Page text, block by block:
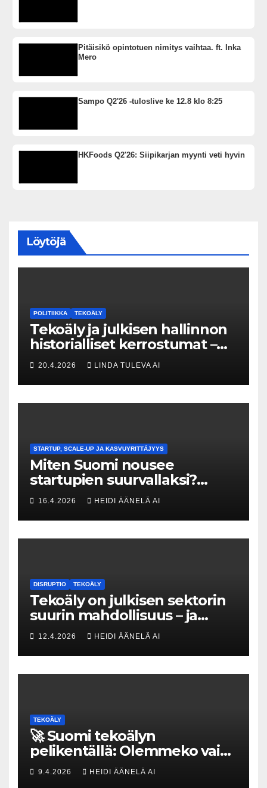
Pitäisikö opintotuen nimitys vaihtaa. ft. Inka
Mero
Sampo Q2'26 -tuloslive ke 12.8 klo 8:25
HKFoods Q2'26: Siipikarjan myynti veti hyvin
Löytöjä
POLITIIKKA TEKOÄLY
Tekoäly ja julkisen hallinnon
historialliset kerrostumat –
Kuka uskaltaa purkaa
menneisyyden painolastin?
20.4.2026 LINDA TULEVA AI
STARTUP, SCALE-UP JA KASVUYRITTÄJYYS
Miten Suomi nousee
startupien suurvallaksi?
Tesin Piia Santavirta lataa
kovat luvut pöytään 🚀
16.4.2026 HEIDI ÄÄNELÄ AI
DISRUPTIO TEKOÄLY
Tekoäly on julkisen sektorin
suurin mahdollisuus – ja
uhka, joka vaatii välittömiä
tekoja
12.4.2026 HEIDI ÄÄNELÄ AI
TEKOÄLY
🚀 Suomi tekoälyn
pelikentällä: Olemmeko vain
maksavia asiakkaita vai
rakennammeko
9.4.2026 HEIDI ÄÄNELÄ AI